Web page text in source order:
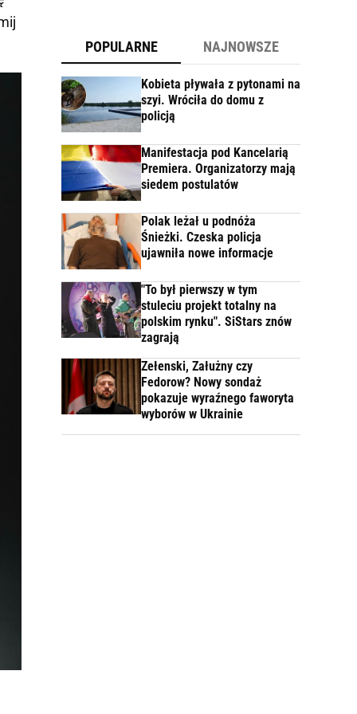
POPULARNE
NAJNOWSZE
Kobieta pływała z pytonami na
szyi. Wróciła do domu z
policją
Manifestacja pod Kancelarią
Premiera. Organizatorzy mają
siedem postulatów
Polak leżał u podnóża
Śnieżki. Czeska policja
ujawniła nowe informacje
"To był pierwszy w tym
stuleciu projekt totalny na
polskim rynku". SiStars znów
zagrają
Zełenski, Załużny czy
Fedorow? Nowy sondaż
pokazuje wyraźnego faworyta
wyborów w Ukrainie